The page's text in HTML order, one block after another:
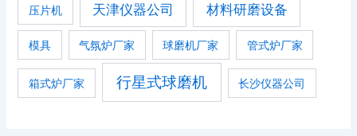
压片机 天津仪器公司 材料研磨设备
模具 气氛炉厂家 球磨机厂家 管式炉厂家
箱式炉厂家 行星式球磨机 长沙仪器公司